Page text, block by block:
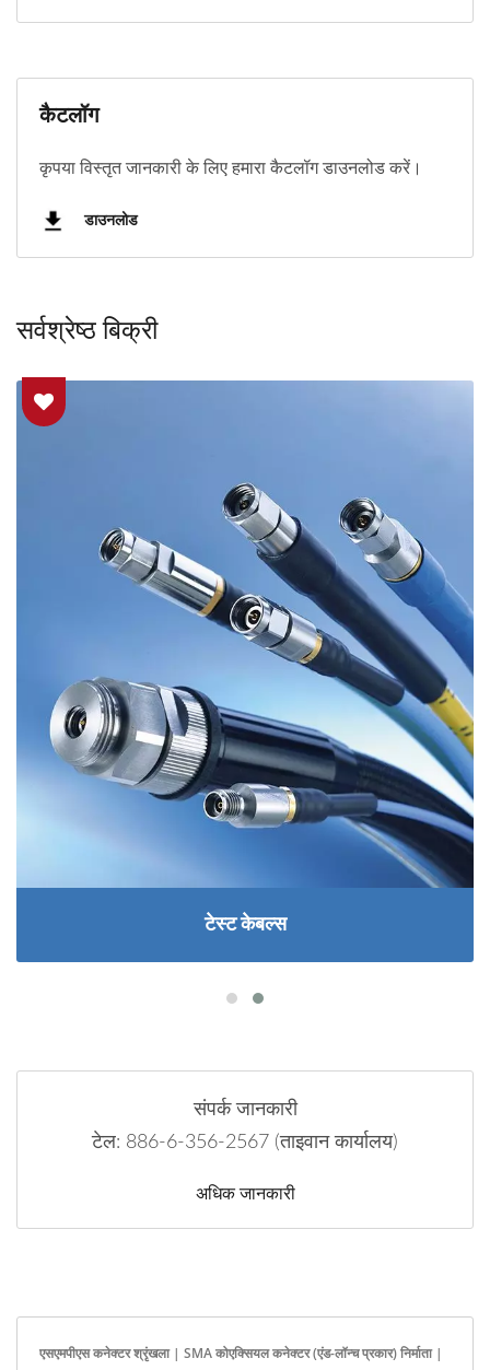
कैटलॉग
कृपया विस्तृत जानकारी के लिए हमारा कैटलॉग डाउनलोड करें।
डाउनलोड
सर्वश्रेष्ठ बिक्री
टेस्ट केबल्स
संपर्क जानकारी
टेल: 886-6-356-2567 (ताइवान कार्यालय)
अधिक जानकारी
एसएमपीएस कनेक्टर श्रृंखला | SMA कोएक्सियल कनेक्टर (एंड-लॉन्च प्रकार) निर्माता |